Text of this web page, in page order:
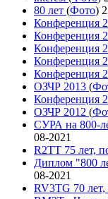
80 лет (Фото)
Конференция
Конференция
Конференция
Конференция
Конференция
ОЗЧР 2013 (
Конференция
ОЗЧР 2012 (
СУРА на 800-
08-2021
R2TT 75 лет,
Диплом "800
08-2021
RV3TG 70